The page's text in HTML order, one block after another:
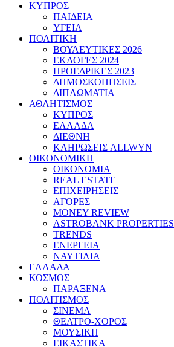
ΚΥΠΡΟΣ
ΠΑΙΔΕΙΑ
ΥΓΕΙΑ
ΠΟΛΙΤΙΚΗ
ΒΟΥΛΕΥΤΙΚΕΣ 2026
ΕΚΛΟΓΕΣ 2024
ΠΡΟΕΔΡΙΚΕΣ 2023
ΔΗΜΟΣΚΟΠΗΣΕΙΣ
ΔΙΠΛΩΜΑΤΙΑ
ΑΘΛΗΤΙΣΜΟΣ
ΚΥΠΡΟΣ
ΕΛΛΑΔΑ
ΔΙΕΘΝΗ
ΚΛΗΡΩΣΕΙΣ ALLWYN
ΟΙΚΟΝΟΜΙΚΗ
ΟΙΚΟΝΟΜΙΑ
REAL ESTATE
ΕΠΙΧΕΙΡΗΣΕΙΣ
ΑΓΟΡΕΣ
MONEY REVIEW
ASTROBANK PROPERTIES
TRENDS
ΕΝΕΡΓΕΙΑ
ΝΑΥΤΙΛΙΑ
ΕΛΛΑΔΑ
ΚΟΣΜΟΣ
ΠΑΡΑΞΕΝΑ
ΠΟΛΙΤΙΣΜΟΣ
ΣΙΝΕΜΑ
ΘΕΑΤΡΟ-ΧΟΡΟΣ
ΜΟΥΣΙΚΗ
ΕΙΚΑΣΤΙΚΑ